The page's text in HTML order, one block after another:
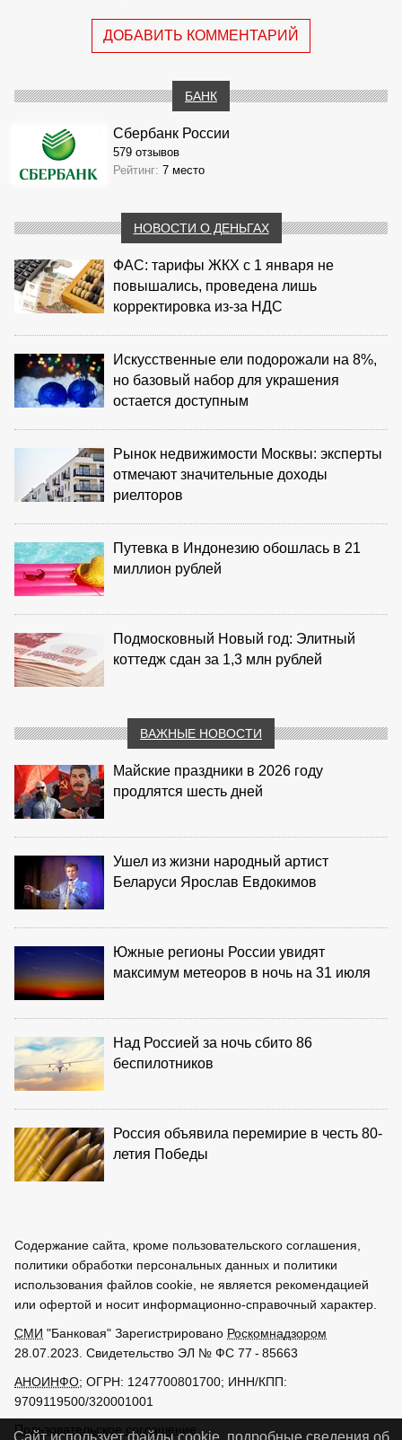
ДОБАВИТЬ КОММЕНТАРИЙ
БАНК
Сбербанк России
579 отзывов
Рейтинг: 7 место
НОВОСТИ О ДЕНЬГАХ
ФАС: тарифы ЖКХ с 1 января не
повышались, проведена лишь
корректировка из‑за НДС
Искусственные ели подорожали на 8%,
но базовый набор для украшения
остается доступным
Рынок недвижимости Москвы: эксперты
отмечают значительные доходы
риелторов
Путевка в Индонезию обошлась в 21
миллион рублей
Подмосковный Новый год: Элитный
коттедж сдан за 1,3 млн рублей
ВАЖНЫЕ НОВОСТИ
Майские праздники в 2026 году
продлятся шесть дней
Ушел из жизни народный артист
Беларуси Ярослав Евдокимов
Южные регионы России увидят
максимум метеоров в ночь на 31 июля
Над Россией за ночь сбито 86
беспилотников
Россия объявила перемирие в честь 80-
летия Победы
Содержание сайта, кроме пользовательского соглашения,
политики обработки персональных данных и политики
использования файлов cookie, не является рекомендацией
или офертой и носит информационно-справочный характер.
СМИ "Банковая" Зарегистрировано Роскомнадзором
28.07.2023. Свидетельство ЭЛ № ФС 77 - 85663
АНОИНФО; ОГРН: 1247700801700; ИНН/КПП:
9709119500/320001001
Пользовательское соглашение
Сайт использует файлы cookie, подробные сведения об